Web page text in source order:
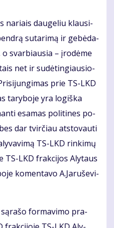
na­riais dau­ge­liu klau­si­
su­ta­ri­mą ir ge­bė­da­
svar­biau­sia – įro­dė­me
net ir su­dė­tin­giau­sio­
prie TS-LKD
ta­ry­bo­je yra lo­giš­ka
esa­mas po­li­ti­nes po­
dar tvir­čiau at­sto­vau­ti
TS-LKD rin­ki­mų
LKD frak­ci­jos Aly­taus
ko­men­ta­vo A.Ja­ru­še­vi­
for­ma­vi­mo pra­